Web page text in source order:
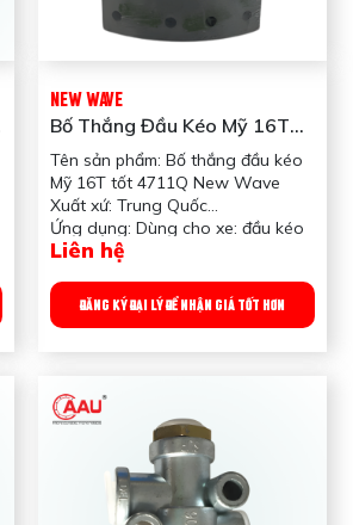
NEW WAVE
Bố Thắng Đầu Kéo Mỹ 16T
Tốt 4711Q New Wave
Tên sản phẩm: Bố thắng đầu kéo
Mỹ 16T tốt 4711Q New Wave
Xuất xứ: Trung Quốc
Ứng dụng: Dùng cho xe: đầu kéo
Mỹ
tăm bua
Liên hệ
ĐĂNG KÝ ĐẠI LÝ ĐỂ NHẬN GIÁ TỐT HƠN